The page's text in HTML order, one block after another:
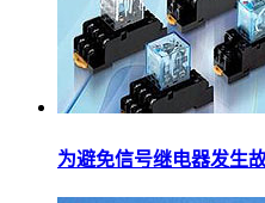
为避免信号继电器发生